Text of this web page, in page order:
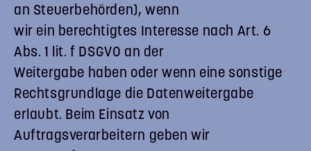
an Steuerbehörden), wenn
wir ein berechtigtes Interesse nach Art. 6
Abs. 1 lit. f DSGVO an der
Weitergabe haben oder wenn eine sonstige
Rechtsgrundlage die Datenweitergabe
erlaubt. Beim Einsatz von
Auftragsverarbeitern geben wir